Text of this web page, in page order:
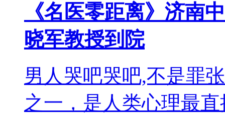
《名医零距离》济南
晓军教授到院
男人哭吧哭吧,不是罪
之一，是人类心理最